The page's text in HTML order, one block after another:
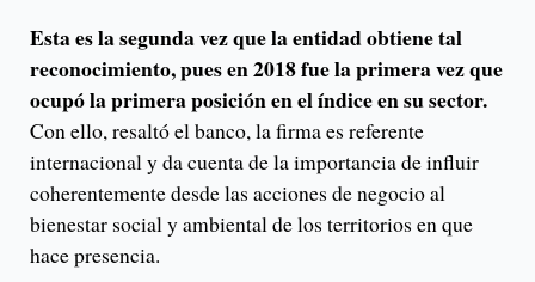
Esta es la segunda vez que la entidad obtiene tal
reconocimiento, pues en 2018 fue la primera vez que
ocupó la primera posición en el índice en su sector.
Con ello, resaltó el banco, la firma es referente
internacional y da cuenta de la importancia de influir
coherentemente desde las acciones de negocio al
bienestar social y ambiental de los territorios en que
hace presencia.